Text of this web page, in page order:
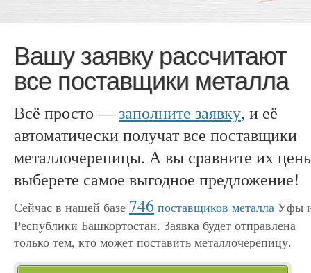
Вашу заявку рассчитают
все поставщики металла
Всё просто —заполните заявку, и её
автоматически получат все поставщики
металлочерепицы. А вы сравните их
выберете самое выгодное предложение!
Сейчас в нашей базе 746 поставщиков металла Уфы
Республики Башкортостан. Заявка будет отправлена
только тем, кто может поставить металлочерепицу.